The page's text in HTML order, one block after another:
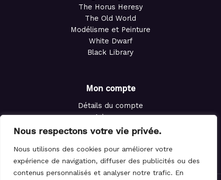
Nous respectons votre vie privée.
Nous utilisons des cookies pour améliorer votre
expérience de navigation, diffuser des publicités ou des
contenus personnalisés et analyser notre trafic. En
The Horus Heresy
The Old World
Modélisme et Peinture
White Dwarf
Black Library
Mon compte
Détails du compte
Adresses
Commandes
Panier